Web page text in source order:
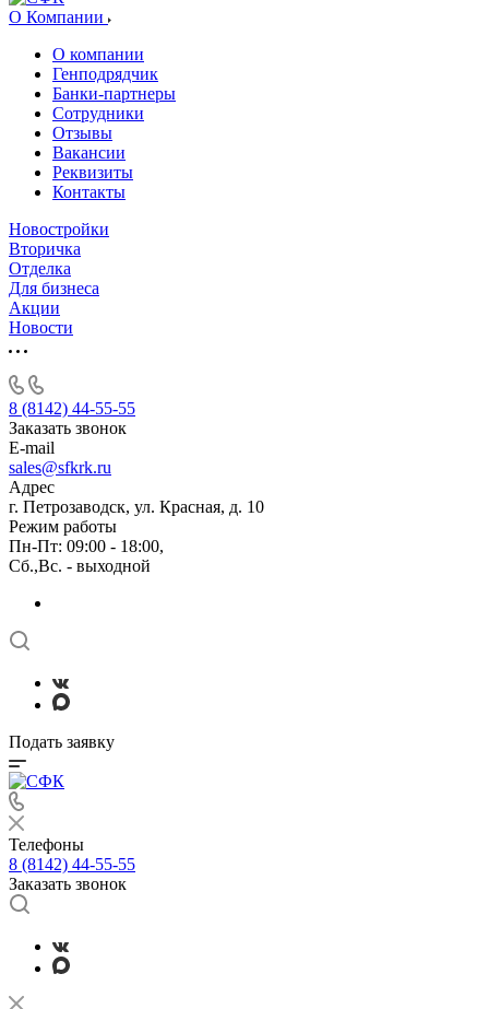
О Компании
О компании
Генподрядчик
Банки-партнеры
Сотрудники
Отзывы
Вакансии
Реквизиты
Контакты
Новостройки
Вторичка
Отделка
Для бизнеса
Акции
Новости
8 (8142) 44-55-55
Заказать звонок
E-mail
sales@sfkrk.ru
Адрес
г. Петрозаводск, ул. Красная, д. 10
Режим работы
Пн-Пт: 09:00 - 18:00,
Сб.,Вс. - выходной
Подать заявку
Телефоны
8 (8142) 44-55-55
Заказать звонок